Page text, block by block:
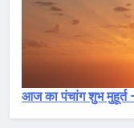
आज का पंचांग शुभ